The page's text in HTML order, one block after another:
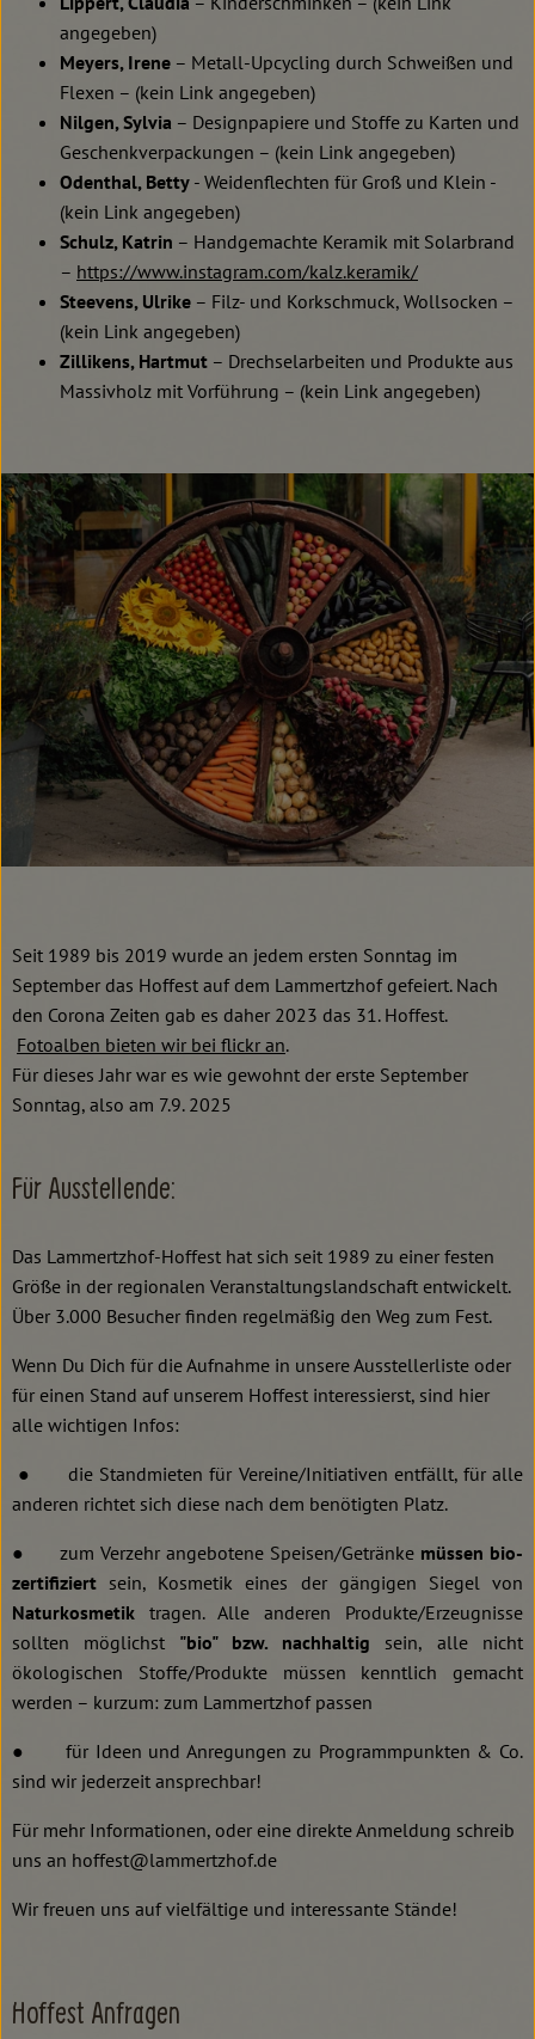
angegeben)
Meyers, Irene – Metall-Upcycling durch Schweißen und
Flexen – (kein Link angegeben)
Nilgen, Sylvia – Designpapiere und Stoffe zu Karten und
Geschenkverpackungen – (kein Link angegeben)
Odenthal, Betty - Weidenflechten für Groß und Klein -
(kein Link angegeben)
Schulz, Katrin – Handgemachte Keramik mit Solarbrand
– https://www.instagram.com/kalz.keramik/
Steevens, Ulrike – Filz- und Korkschmuck, Wollsocken –
(kein Link angegeben)
Zillikens, Hartmut – Drechselarbeiten und Produkte aus
Massivholz mit Vorführung – (kein Link angegeben)
Seit 1989 bis 2019 wurde an jedem ersten Sonntag im
September das Hoffest auf dem Lammertzhof gefeiert. Nach
den Corona Zeiten gab es daher 2023 das 31. Hoffest.
Fotoalben bieten wir bei flickr an.
Für dieses Jahr war es wie gewohnt der erste September
Sonntag, also am 7.9. 2025
Für Ausstellende:
Das Lammertzhof-Hoffest hat sich seit 1989 zu einer festen
Größe in der regionalen Veranstaltungslandschaft entwickelt.
Über 3.000 Besucher finden regelmäßig den Weg zum Fest.
Wenn Du Dich für die Aufnahme in unsere Ausstellerliste oder
für einen Stand auf unserem Hoffest interessierst, sind hier
alle wichtigen Infos:
● die Standmieten für Vereine/Initiativen entfällt, für alle
anderen richtet sich diese nach dem benötigten Platz.
● zum Verzehr angebotene Speisen/Getränke müssen bio-
zertifiziert sein, Kosmetik eines der gängigen Siegel von
Naturkosmetik tragen. Alle anderen Produkte/Erzeugnisse
sollten möglichst "bio" bzw. nachhaltig sein, alle nicht
ökologischen Stoffe/Produkte müssen kenntlich gemacht
werden – kurzum: zum Lammertzhof passen
● für Ideen und Anregungen zu Programmpunkten & Co.
sind wir jederzeit ansprechbar!
Für mehr Informationen, oder eine direkte Anmeldung schreib
uns an hoffest@lammertzhof.de
Wir freuen uns auf vielfältige und interessante Stände!
Hoffest Anfragen